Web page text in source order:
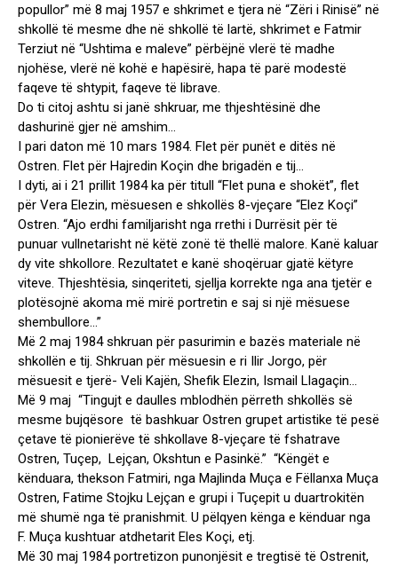
popullor” më 8 maj 1957 e shkrimet e tjera në “Zëri i Rinisë” në
shkollë të mesme dhe në shkollë të lartë, shkrimet e Fatmir
Terziut në “Ushtima e maleve” përbëjnë vlerë të madhe
njohëse, vlerë në kohë e hapësirë, hapa të parë modestë
faqeve të shtypit, faqeve të librave.
Do ti citoj ashtu si janë shkruar, me thjeshtësinë dhe
dashurinë gjer në amshim…
I pari daton më 10 mars 1984. Flet për punët e ditës në
Ostren. Flet për Hajredin Koçin dhe brigadën e tij…
I dyti, ai i 21 prillit 1984 ka për titull “Flet puna e shokët”, flet
për Vera Elezin, mësuesen e shkollës 8-vjeçare “Elez Koçi”
Ostren. “Ajo erdhi familjarisht nga rrethi i Durrësit për të
punuar vullnetarisht në këtë zonë të thellë malore. Kanë kaluar
dy vite shkollore. Rezultatet e kanë shoqëruar gjatë këtyre
viteve. Thjeshtësia, sinqeriteti, sjellja korrekte nga ana tjetër e
plotësojnë akoma më mirë portretin e saj si një mësuese
shembullore…”
Më 2 maj 1984 shkruan për pasurimin e bazës materiale në
shkollën e tij. Shkruan për mësuesin e ri Ilir Jorgo, për
mësuesit e tjerë- Veli Kajën, Shefik Elezin, Ismail Llagaçin…
Më 9 maj “Tingujt e daulles mblodhën përreth shkollës së
mesme bujqësore të bashkuar Ostren grupet artistike të pesë
çetave të pionierëve të shkollave 8-vjeçare të fshatrave
Ostren, Tuçep, Lejçan, Okshtun e Pasinkë.” “Këngët e
kënduara, thekson Fatmiri, nga Majlinda Muça e Fëllanxa Muça
Ostren, Fatime Stojku Lejçan e grupi i Tuçepit u duartrokitën
më shumë nga të pranishmit. U pëlqyen kënga e kënduar nga
F. Muça kushtuar atdhetarit Eles Koçi, etj.
Më 30 maj 1984 portretizon punonjësit e tregtisë të Ostrenit,